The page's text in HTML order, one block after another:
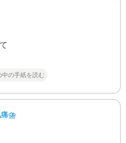
中の手紙を読む
痛⛈